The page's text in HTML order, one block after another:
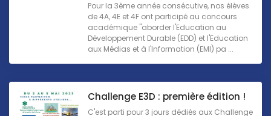
Pour la 3ème année consécutive, nos élèves
de 4A, 4E et 4F ont participé au concours
académique "aborder l'Education au
Développement Durable (EDD) et l'Education
aux Médias et à l'Information (EMI) pa ...
Challenge E3D : première édition !
C'est parti pour 3 jours dédiés aux Challenge